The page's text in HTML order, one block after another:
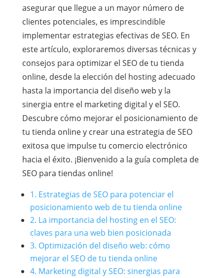
asegurar que llegue a un mayor número de
clientes potenciales, es imprescindible
implementar estrategias efectivas de SEO. En
este artículo, exploraremos diversas técnicas y
consejos para optimizar el SEO de tu tienda
online, desde la elección del hosting adecuado
hasta la importancia del diseño web y la
sinergia entre el marketing digital y el SEO.
Descubre cómo mejorar el posicionamiento de
tu tienda online y crear una estrategia de SEO
exitosa que impulse tu comercio electrónico
hacia el éxito. ¡Bienvenido a la guía completa de
SEO para tiendas online!
1. Estrategias de SEO para potenciar el
posicionamiento web de tu tienda online
2. La importancia del hosting en el SEO:
claves para una web bien posicionada
3. Optimización del diseño web: cómo
mejorar el SEO de tu tienda online
4. Marketing digital y SEO: sinergias para